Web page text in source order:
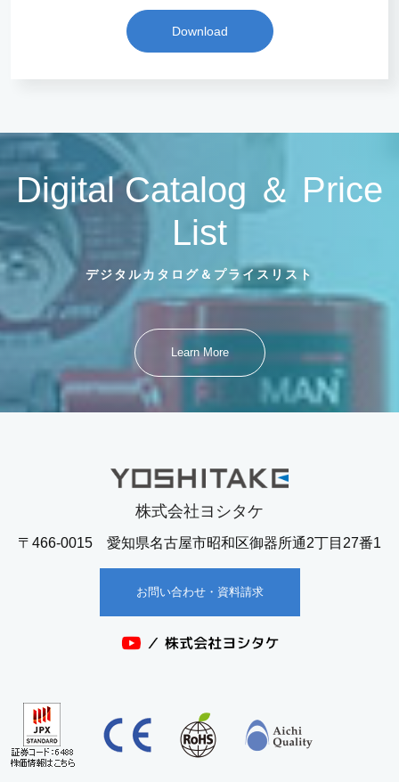
Download
Digital Catalog ＆ Price
List
デジタルカタログ＆プライスリスト
Learn More
株式会社ヨシタケ
〒466-0015 愛知県名古屋市昭和区御器所通2丁目27番1
お問い合わせ・資料請求